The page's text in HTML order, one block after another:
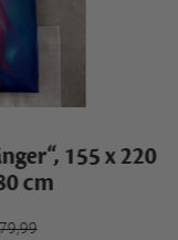
155 x 220
cm